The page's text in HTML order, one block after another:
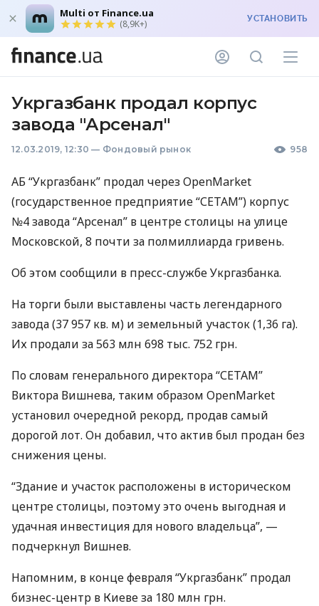
Multi от Finance.ua
(8,9K+) УСТАНОВИТЬ
Укргазбанк продал корпус
завода "Арсенал"
12.03.2019, 12:30 — Фондовый рынок 958
АБ “Укргазбанк” продал через OpenMarket
(государственное предприятие “СЕТАМ”) корпус
№4 завода “Арсенал” в центре столицы на улице
Московской, 8 почти за полмиллиарда гривень.
Об этом сообщили в пресс-службе Укргазбанка.
На торги были выставлены часть легендарного
завода (37 957 кв. м) и земельный участок (1,36 га).
Их продали за 563 млн 698 тыс. 752 грн.
По словам генерального директора “СЕТАМ”
Виктора Вишнева, таким образом OpenMarket
установил очередной рекорд, продав самый
дорогой лот. Он добавил, что актив был продан без
снижения цены.
“Здание и участок расположены в историческом
центре столицы, поэтому это очень выгодная и
удачная инвестиция для нового владельца”, —
подчеркнул Вишнев.
Напомним, в конце февраля “Укргазбанк” продал
бизнес-центр в Киеве за 180 млн грн.